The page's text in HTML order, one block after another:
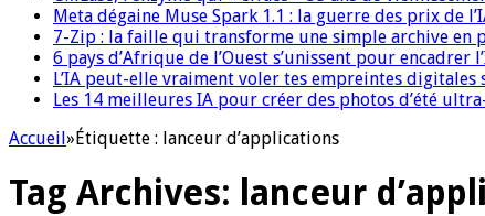
Meta dégaine Muse Spark 1.1 : la guerre des prix de
7-Zip : la faille qui transforme une simple archive en
6 pays d’Afrique de l’Ouest s’unissent pour encadrer
L’IA peut-elle vraiment voler tes empreintes digitales
Les 14 meilleures IA pour créer des photos d’été
Accueil»Étiquette : lanceur d’applications
Tag Archives: lanceur